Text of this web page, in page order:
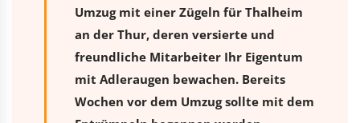
Umzugmit einer Zügeln für Thalheim
an der Thur, deren versierte und
freundliche Mitarbeiter Ihr Eigentum
mit Adleraugen bewachen. Bereits
Wochen vor dem Umzug sollte mit dem